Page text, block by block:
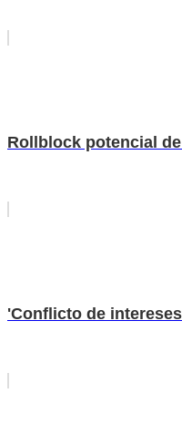
Rollblock potencial
'Conflicto de